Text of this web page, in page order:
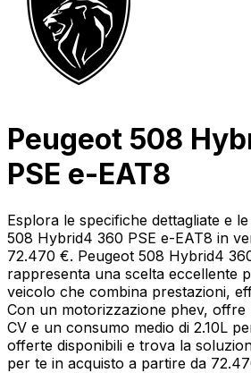
Peugeot 508
PSE e-EAT8
Esplora le specifiche dettagliate e
508 Hybrid4 360 PSE e-EAT8 in
72.470 €. Peugeot 508 Hybrid4
rappresenta una scelta eccellente
veicolo che combina prestazioni,
Con un motorizzazione phev, offre
CV e un consumo medio di 2.10L
offerte disponibili e trova la
per te in acquisto a partire da